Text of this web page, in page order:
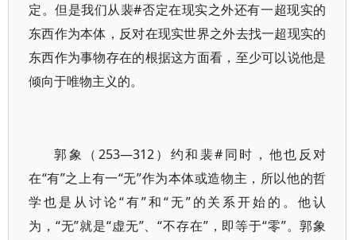
定。但是我们从裴#否定在现实之外还有一超现实的
东西作为本体，反对在现实世界之外去找一超现实的
东西作为事物存在的根据这方面看，至少可以说他是
倾向于唯物主义的。
郭象（253—312）约和裴#同时，他也反对
在“有”之上有一“无”作为本体或造物主，所以他的哲
学也是从讨论“有”和“无”的关系开始的。他认
为，“无”就是“虚无”、“不存在”，即等于“零”。郭象